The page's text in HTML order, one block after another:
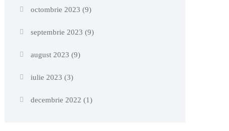
octombrie 2023 (9)
septembrie 2023 (9)
august 2023 (9)
iulie 2023 (3)
decembrie 2022 (1)